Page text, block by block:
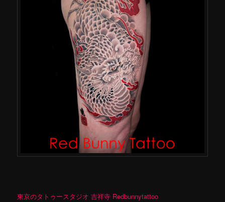
東京のタトゥースタジオ 吉祥寺 Redbunnytattoo